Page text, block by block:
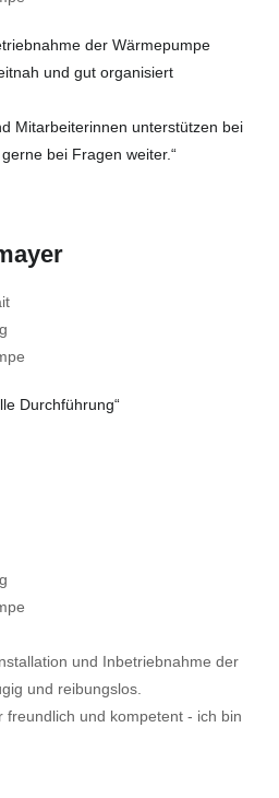
der Wärmepumpe
und gut organisiert
Mitarbeiterinnen unterstützen bei
bei Fragen weiter.“
Durchführung“
und Inbetriebnahme der
und reibungslos.
freundlich und kompetent - ich bin